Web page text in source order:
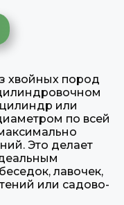
хвойных пород
или
по всей
Это делает
лавочек,
или садово-